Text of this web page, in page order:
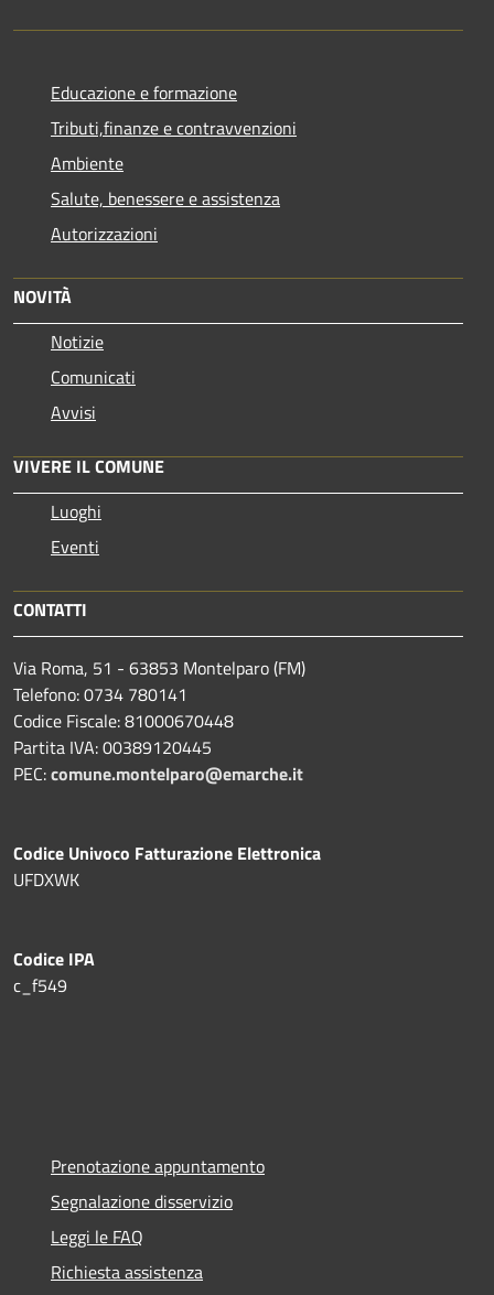
Educazione e formazione
Tributi,finanze e contravvenzioni
Ambiente
Salute, benessere e assistenza
Autorizzazioni
NOVITÀ
Notizie
Comunicati
Avvisi
VIVERE IL COMUNE
Luoghi
Eventi
CONTATTI
Via Roma, 51 - 63853 Montelparo (FM)
Telefono: 0734 780141
Codice Fiscale: 81000670448
Partita IVA: 00389120445
PEC:comune.montelparo@emarche.it
Codice Univoco Fatturazione Elettronica
UFDXWK
Codice IPA
c_f549
Prenotazione appuntamento
Segnalazione disservizio
Leggi le FAQ
Richiesta assistenza